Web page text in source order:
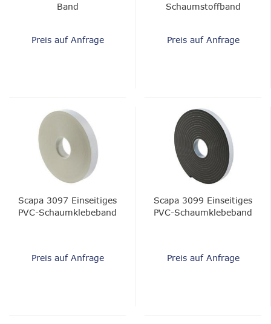
Band
Preis auf Anfrage
Schaumstoffband
Preis auf Anfrage
Scapa 3097 Einseitiges
PVC-Schaumklebeband
Preis auf Anfrage
Scapa 3099 Einseitiges
PVC-Schaumklebeband
Preis auf Anfrage